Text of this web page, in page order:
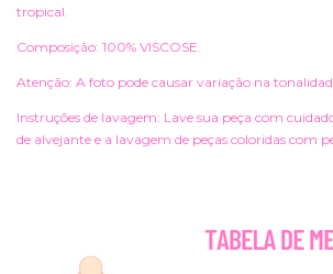
tropical.
Composição: 100% VISCOSE.
Atenção: A foto pode causar variação na
Instruções de lavagem: Lave sua peça com
de alvejante e a lavagem de peças coloridas com